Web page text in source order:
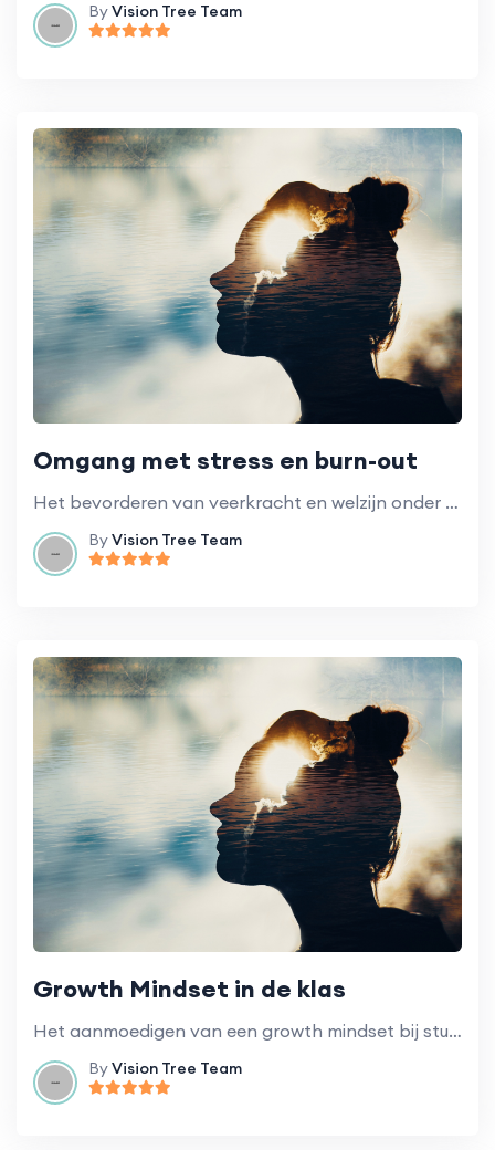
ByVision Tree Team
Omgang met stress en burn-out
Het bevorderen van veerkracht en welzijn onder onderwijsprofessionals.
ByVision Tree Team
Growth Mindset in de klas
Het aanmoedigen van een growth mindset bij studenten om het leren en de ontwikkeling te bevorderen.
ByVision Tree Team